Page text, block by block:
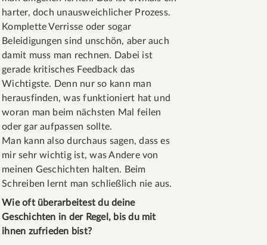
harter, doch unausweichlicher Prozess.
Komplette Verrisse oder sogar
Beleidigungen sind unschön, aber auch
damit muss man rechnen. Dabei ist
gerade kritisches Feedback das
Wichtigste. Denn nur so kann man
herausfinden, was funktioniert hat und
woran man beim nächsten Mal feilen
oder gar aufpassen sollte.
Man kann also durchaus sagen, dass es
mir sehr wichtig ist, was Andere von
meinen Geschichten halten. Beim
Schreiben lernt man schließlich nie aus.
Wie oft überarbeitest du deine
Geschichten in der Regel, bis du mit
ihnen zufrieden bist?